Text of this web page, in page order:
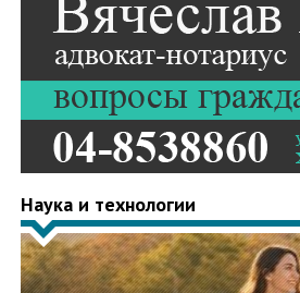
Наука и технологии